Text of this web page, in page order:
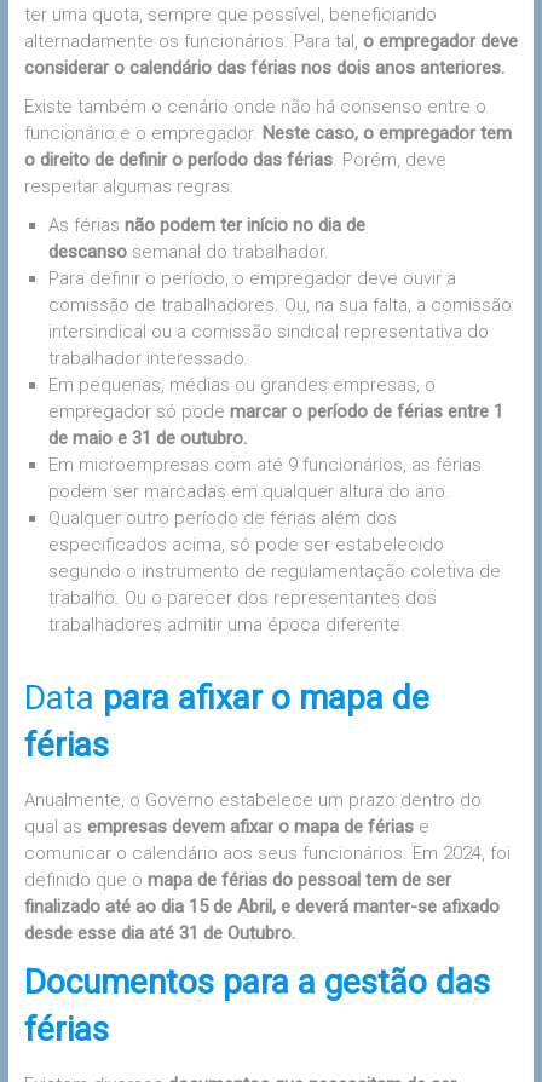
ter uma quota, sempre que possível, beneficiando
alternadamente os funcionários. Para tal, o empregador deve
considerar o calendário das férias nos dois anos anteriores.
Existe também o cenário onde não há consenso entre o
funcionário e o empregador. Neste caso, o empregador tem
o direito de definir o período das férias. Porém, deve
respeitar algumas regras:
As férias não podem ter início no dia de
descansosemanal do trabalhador.
Para definir o período, o empregador deve ouvir a
comissão de trabalhadores. Ou, na sua falta, a comissão
intersindical ou a comissão sindical representativa do
trabalhador interessado.
Em pequenas, médias ou grandes empresas, o
empregador só pode marcar o período de férias entre 1
de maio e 31 de outubro.
Em microempresas com até 9 funcionários, as férias
podem ser marcadas em qualquer altura do ano.
Qualquer outro período de férias além dos
especificados acima, só pode ser estabelecido
segundo o instrumento de regulamentação coletiva de
trabalho. Ou o parecer dos representantes dos
trabalhadores admitir uma época diferente.
Data para afixar o mapa de
férias
Anualmente, o Governo estabelece um prazo dentro do
qual as empresas devem afixar o mapa de fériase
comunicar o calendário aos seus funcionários. Em 2024, foi
definido que o mapa de férias do pessoal tem de ser
finalizado até ao dia 15 de Abril, e deverá manter-se afixado
desde esse dia até 31 de Outubro.
Documentos para a gestão das
férias